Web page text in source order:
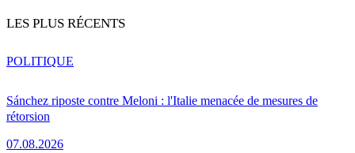
LES PLUS RÉCENTS
Sánchez riposte contre Meloni : l'Italie menacée de mesures de
rétorsion
07.08.2026
POLITIQUE